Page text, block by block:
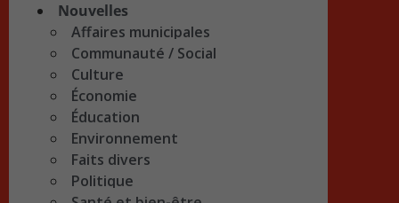
Nouvelles
Affaires municipales
Communauté / Social
Culture
Économie
Éducation
Environnement
Faits divers
Politique